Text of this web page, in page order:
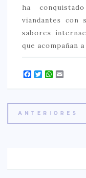
ha
viandantes con
sabores
que acompañan
Facebook
Twitter
ANTERIORES